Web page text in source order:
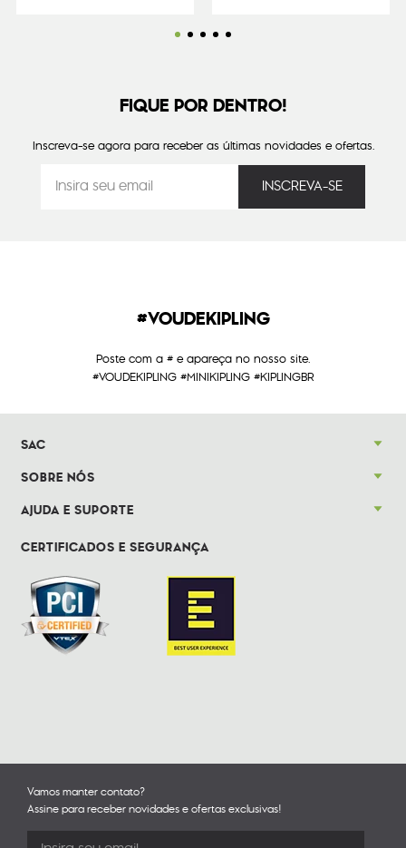
FIQUE POR DENTRO!
Inscreva-se agora para receber as últimas novidades e ofertas.
#VOUDEKIPLING
Poste com a # e apareça no nosso site.
#VOUDEKIPLING #MINIKIPLING #KIPLINGBR
SAC
SOBRE NÓS
AJUDA E SUPORTE
CERTIFICADOS E SEGURANÇA
Vamos manter contato?
Assine para receber novidades e ofertas exclusivas!